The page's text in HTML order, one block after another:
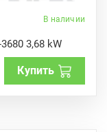
В наличии
3,68 kW
Купить